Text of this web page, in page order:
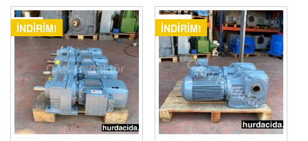
İNDIRIM! İNDIRIM!